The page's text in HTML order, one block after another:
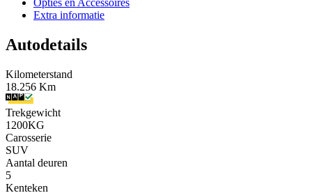
Extra informatie
Autodetails
Kilometerstand
18.256 Km
Trekgewicht
1200KG
Carosserie
SUV
Aantal deuren
5
Kenteken